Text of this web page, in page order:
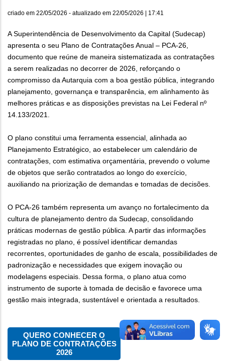
criado em 22/05/2026 - atualizado em 22/05/2026 | 17:41
A Superintendência de Desenvolvimento da Capital (Sudecap)
apresenta o seu Plano de Contratações Anual – PCA-26,
documento que reúne de maneira sistematizada as contratações
a serem realizadas no decorrer de 2026, reforçando o
compromisso da Autarquia com a boa gestão pública, integrando
planejamento, governança e transparência, em alinhamento às
melhores práticas e as disposições previstas na Lei Federal nº
14.133/2021.
O plano constitui uma ferramenta essencial, alinhada ao
Planejamento Estratégico, ao estabelecer um calendário de
contratações, com estimativa orçamentária, prevendo o volume
de objetos que serão contratados ao longo do exercício,
auxiliando na priorização de demandas e tomadas de decisões.
O PCA-26 também representa um avanço no fortalecimento da
cultura de planejamento dentro da Sudecap, consolidando
práticas modernas de gestão pública. A partir das informações
registradas no plano, é possível identificar demandas
recorrentes, oportunidades de ganho de escala, possibilidades de
padronização e necessidades que exigem inovação ou
modelagens especiais. Dessa forma, o plano atua como
instrumento de suporte à tomada de decisão e favorece uma
gestão mais integrada, sustentável e orientada a resultados.
QUERO CONHECER O
PLANO DE CONTRATAÇÕES
2026